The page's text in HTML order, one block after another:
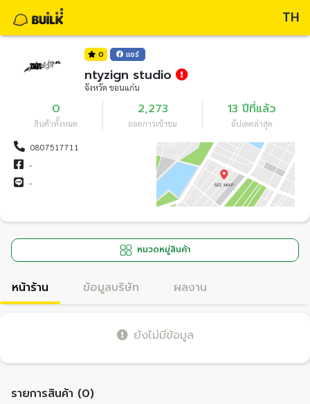
TH
0 แชร์
ntyzign studio
จังหวัด ขอนแก่น
0
สินค้าทั้งหมด
2,273
ยอดการเข้าชม
13 ปีที่แล้ว
อัปเดตล่าสุด
0807517711
-
-
หมวดหมู่สินค้า
หน้าร้าน ข้อมูลบริษัท ผลงาน
ยังไม่มีข้อมูล
รายการสินค้า (0)